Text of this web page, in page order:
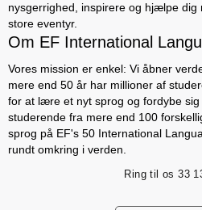
nysgerrighed, inspirere og hjælpe
store eventyr.
Om EF International
Vores mission er enkel: Vi åbner
mere end 50 år har millioner af
for at lære et nyt sprog og fordybe
studerende fra mere end 100
sprog på EF's 50 International
rundt omkring i verden.
Ring til os 33